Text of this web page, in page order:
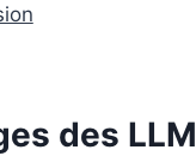
des LLM